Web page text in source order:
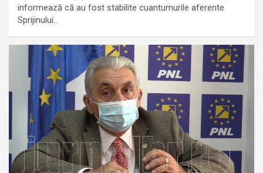
informează că au fost stabilite cuantumurile aferente
Sprijinului…